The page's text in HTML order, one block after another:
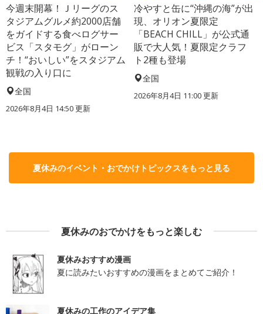
今週末開幕！Ｊリーグのス
タジアムグルメ約2000店舗
をガイドする食べログサー
ビス「スタモグ」がローン
チ！“おいしい”をスタジアム
観戦の入り口に
全国
2026年8月4日 14:50更新
冷やすと缶に“沖縄の海”が出
現、オリオン夏限定
「BEACH CHILL」が公式通
販で大人気！夏限定クラフ
ト2種も登場
全国
2026年8月4日 11:00更新
夏休みのイベント・おでかけトピックスをもっと見る
夏休みのおでかけをもっと楽しむ
夏休みおすすめ漫画
夏に読みたいおすすめの漫画をまとめてご紹介！
夏休みの工作のアイデア集